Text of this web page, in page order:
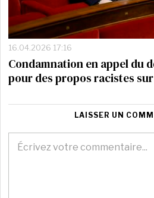
16.04.2026 17:16
Condamnation en appel du
pour des propos racistes
LAISSER UN